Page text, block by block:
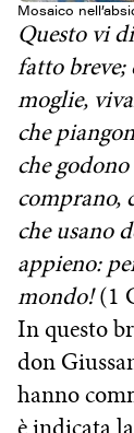
Mosaico
Questo vi
fatto breve;
moglie,
che
che
comprano,
che usano
appieno:
mondo!(1
In questo
don
hanno